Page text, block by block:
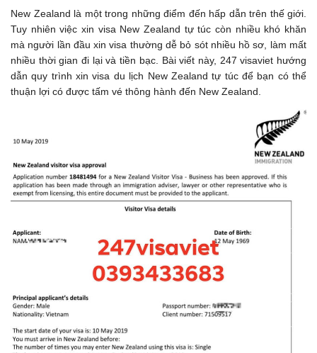
New Zealand là một trong những điểm đến hấp dẫn trên thế giới.
Tuy nhiên việc xin visa New Zealand tự túc còn nhiều khó khăn
mà người lần đầu xin visa thường dễ bỏ sót nhiều hồ sơ, làm mất
nhiều thời gian đi lại và tiền bạc. Bài viết này, 247 visaviet hướng
dẫn quy trình xin visa du lịch New Zealand tự túc để bạn có thể
thuận lợi có được tấm vé thông hành đến New Zealand.